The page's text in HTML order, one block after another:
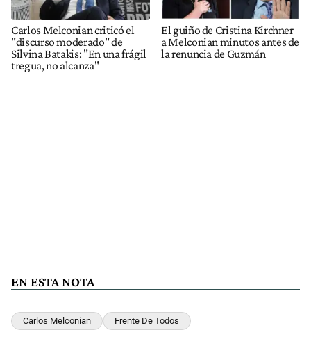
Carlos Melconian criticó el
"discurso moderado" de
Silvina Batakis: "En una frágil
tregua, no alcanza"
El guiño de Cristina Kirchner
a Melconian minutos antes de
la renuncia de Guzmán
EN ESTA NOTA
Carlos Melconian Frente De Todos